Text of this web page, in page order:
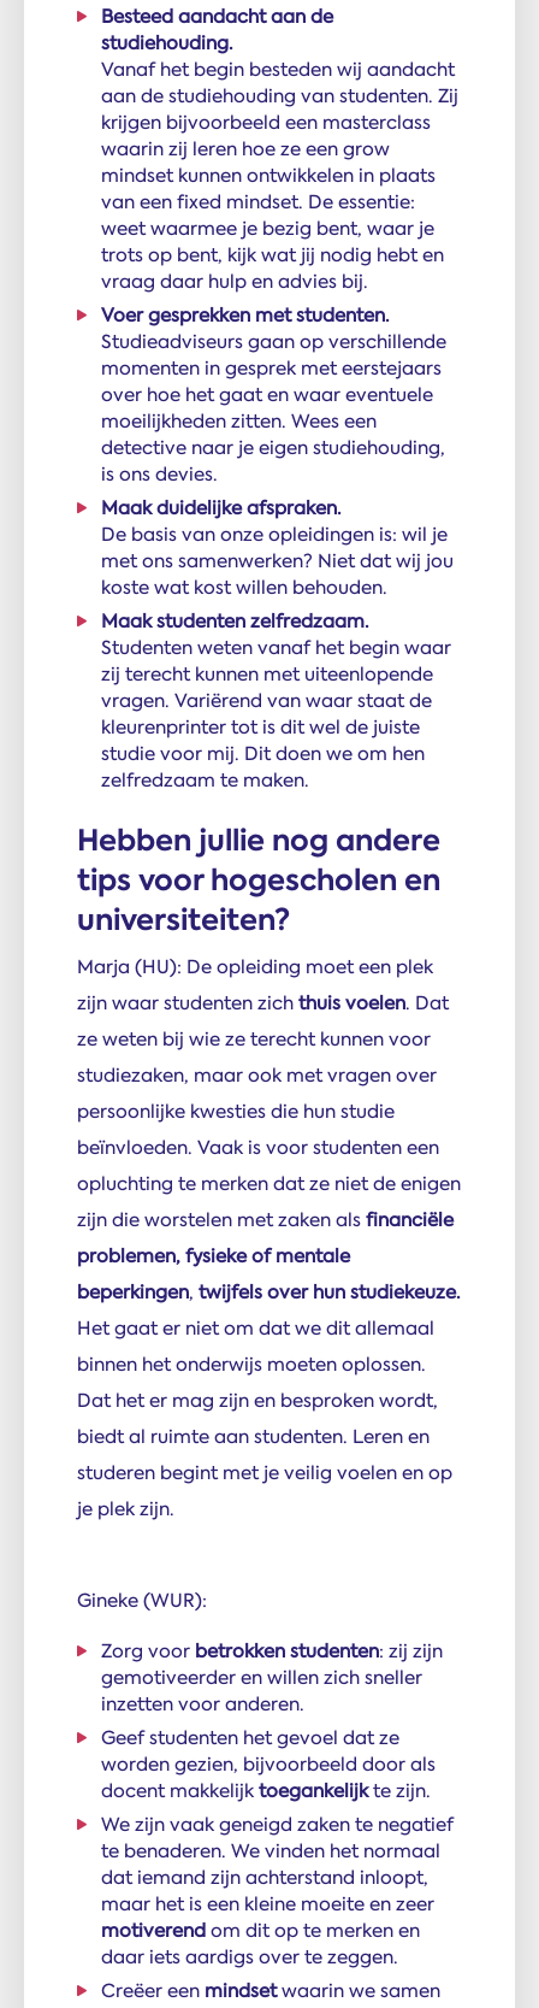
Besteed aandacht aan de
studiehouding.
Vanaf het begin besteden wij aandacht
aan de studiehouding van studenten. Zij
krijgen bijvoorbeeld een masterclass
waarin zij leren hoe ze een grow
mindset kunnen ontwikkelen in plaats
van een fixed mindset. De essentie:
weet waarmee je bezig bent, waar je
trots op bent, kijk wat jij nodig hebt en
vraag daar hulp en advies bij.
Voer gesprekken met studenten.
Studieadviseurs gaan op verschillende
momenten in gesprek met eerstejaars
over hoe het gaat en waar eventuele
moeilijkheden zitten. Wees een
detective naar je eigen studiehouding,
is ons devies.
Maak duidelijke afspraken.
De basis van onze opleidingen is: wil je
met ons samenwerken? Niet dat wij jou
koste wat kost willen behouden.
Maak studenten zelfredzaam.
Studenten weten vanaf het begin waar
zij terecht kunnen met uiteenlopende
vragen. Variërend van waar staat de
kleurenprinter tot is dit wel de juiste
studie voor mij. Dit doen we om hen
zelfredzaam te maken.
Hebben jullie nog andere
tips voor hogescholen en
universiteiten?
Marja (HU): De opleiding moet een plek
zijn waar studenten zichthuis voelen. Dat
ze weten bij wie ze terecht kunnen voor
studiezaken, maar ook met vragen over
persoonlijke kwesties die hun studie
beïnvloeden. Vaak is voor studenten een
opluchting te merken dat ze niet de enigen
zijn die worstelen met zaken alsfinanciële
problemen, fysieke of mentale
beperkingen, twijfels over hun studiekeuze.
Het gaat er niet om dat we dit allemaal
binnen het onderwijs moeten oplossen.
Dat het er mag zijn en besproken wordt,
biedt al ruimte aan studenten. Leren en
studeren begint met je veilig voelen en op
je plek zijn.
Gineke (WUR):
Zorg voor betrokken studenten: zij zijn
gemotiveerder en willen zich sneller
inzetten voor anderen.
Geef studenten het gevoel dat ze
worden gezien, bijvoorbeeld door als
docent makkelijktoegankelijkte zijn.
We zijn vaak geneigd zaken te negatief
te benaderen. We vinden het normaal
dat iemand zijn achterstand inloopt,
maar het is een kleine moeite en zeer
motiverendom dit op te merken en
daar iets aardigs over te zeggen.
Creëer een mindsetwaarin we samen